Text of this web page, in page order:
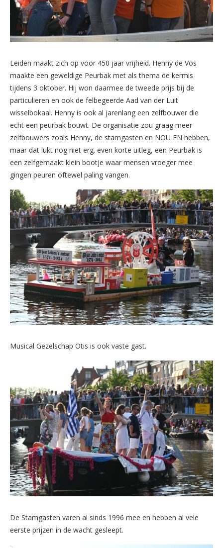
Leiden maakt zich op voor 450 jaar vrijheid. Henny de Vos
maakte een geweldige Peurbak met als thema de kermis
tijdens 3 oktober. Hij won daarmee de tweede prijs bij de
particulieren en ook de felbegeerde Aad van der Luit
wisselbokaal. Henny is ook al jarenlang een zelfbouwer die
echt een peurbak bouwt. De organisatie zou graag meer
zelfbouwers zoals Henny, de stamgasten en NOU EN hebben,
maar dat lukt nog niet erg. even korte uitleg, een Peurbak is
een zelfgemaakt klein bootje waar mensen vroeger mee
gingen peuren oftewel paling vangen.
Musical Gezelschap Otis is ook vaste gast.
De Stamgasten varen al sinds 1996 mee en hebben al vele
eerste prijzen in de wacht gesleept.